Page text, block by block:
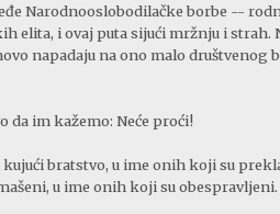
Narodnooslobodilačke borbe --
elita, i ovaj puta sijući mržnju i strah.
napadaju na ono malo društvenog
da im kažemo: Neće proći!
bratstvo, u ime onih koji su
u ime onih koji su obespravljeni.